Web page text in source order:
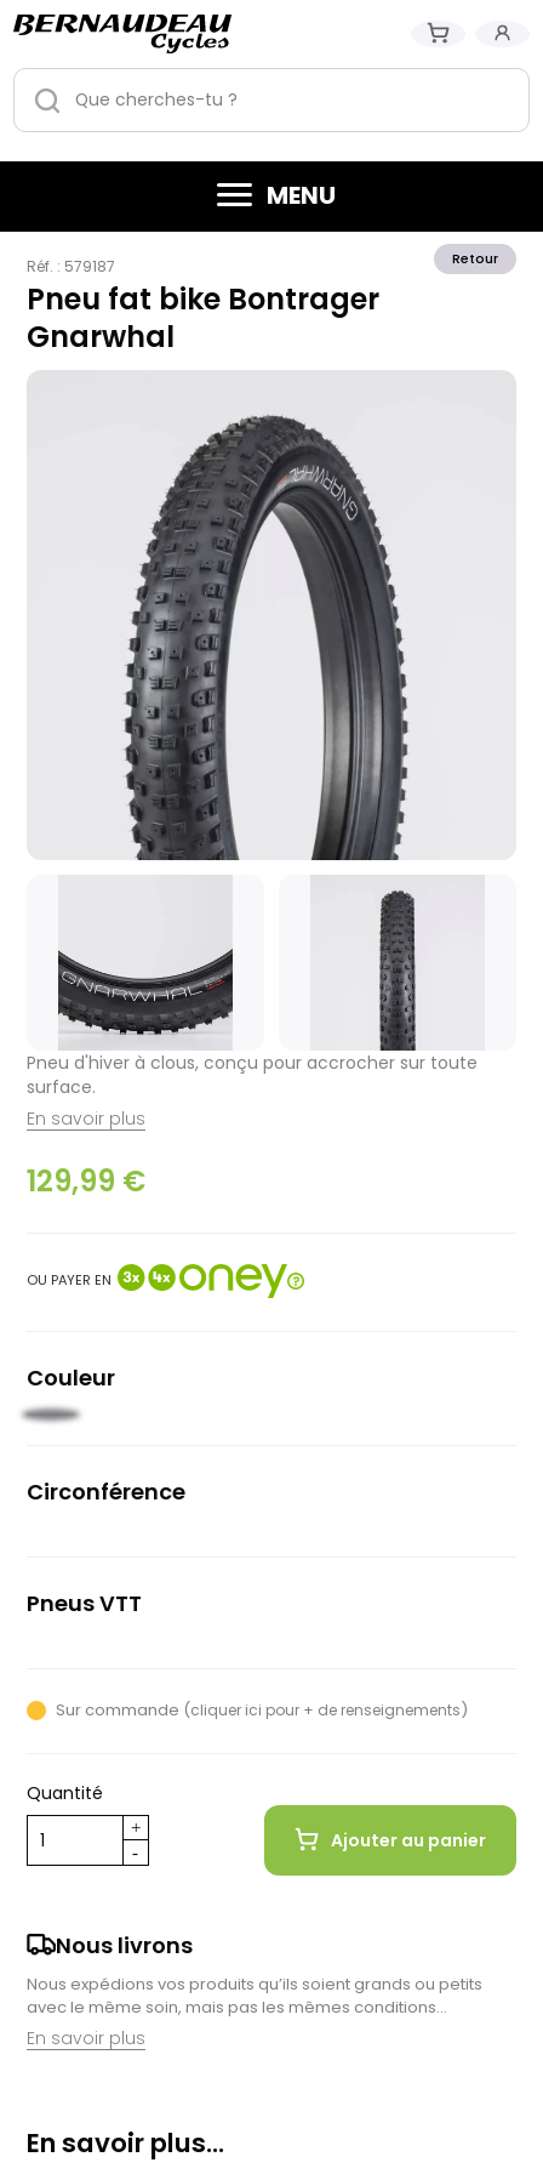
MENU
Retour
Réf. : 579187
Pneu fat bike Bontrager
Gnarwhal
Pneu d'hiver à clous, conçu pour accrocher sur toute
surface.
En savoir plus
129,99 €
OU PAYER EN
Couleur
Noir
Circonférence
Pneus VTT
Sur commande (cliquer ici pour + de renseignements)
Quantité
Ajouter au panier
Nous livrons
Nous expédions vos produits qu’ils soient grands ou petits
avec le même soin, mais pas les mêmes conditions…
En savoir plus
achats à domicile, mais il est encore plus gratifiant de vous
accueillir en magasin. Commandez en ligne et récupérez vos
En savoir plus...